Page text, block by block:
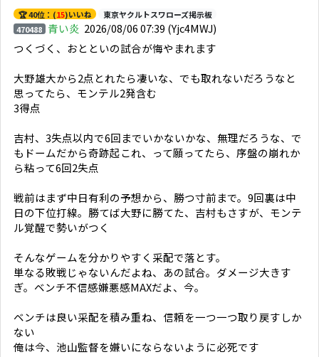
🏆 40位：(15)いいね
東京ヤクルトスワローズ掲示板
470488 青い炎 2026/08/06 07:39 (Yjc4MWJ)
つくづく、おとといの試合が悔やまれます
大野雄大から2点とれたら凄いな、でも取れないだろうなと
思ってたら、モンテル2発含む
3得点
吉村、3失点以内で6回までいかないかな、無理だろうな、で
もドームだから奇跡起これ、って願ってたら、序盤の崩れか
ら粘って6回2失点
戦前はまず中日有利の予想から、勝つ寸前まで。9回裏は中
日の下位打線。勝てば大野に勝てた、吉村もさすが、モンテ
ル覚醒で勢いがつく
そんなゲームを分かりやすく采配で落とす。
単なる敗戦じゃないんだよね、あの試合。ダメージ大きす
ぎ。ベンチ不信感嫌悪感MAXだよ、今。
ベンチは良い采配を積み重ね、信頼を一つ一つ取り戻すしか
ない
俺は今、池山監督を嫌いにならないように必死です